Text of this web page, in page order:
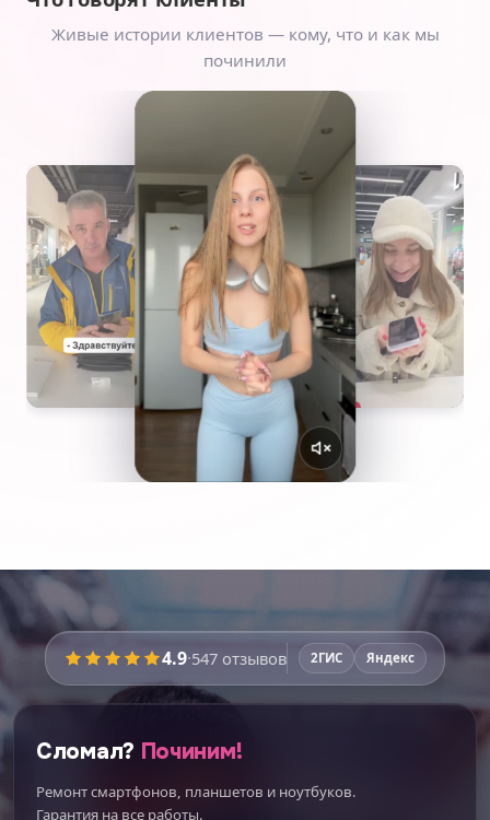
Живые истории клиентов — кому, что и как мы
починили
4.9·547 отзывов 2ГИС Яндекс
Сломал? Починим!
Ремонт смартфонов, планшетов и ноутбуков.
Гарантия на все работы.